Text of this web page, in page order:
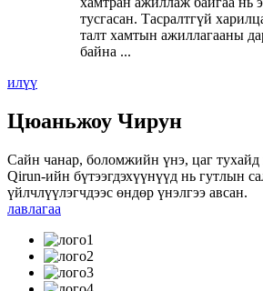
тусгасан. Тасралтгүй
талт хамтын ажиллагааны
байна ...
илүү
Цюаньжоу Чирун
Сайн чанар, боломжийн үнэ, цаг тухайд
Qirun-ийн бүтээгдэхүүнүүд нь гутлын
үйлчлүүлэгчдээс өндөр үнэлгээ авсан.
лавлагаа